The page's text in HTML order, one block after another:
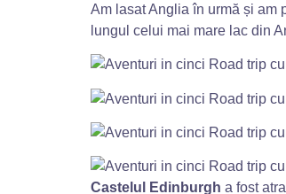
Am lasat Anglia în urmă și am
lungul celui mai mare lac din
Castelul Edinburgh a fost